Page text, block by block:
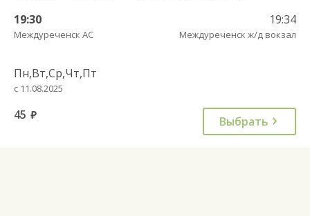
19:30
Междуреченск АС
19:34
Междуреченск ж/д вокзал
Пн,Вт,Ср,Чт,Пт
с 11.08.2025
45 руб. Выбрать